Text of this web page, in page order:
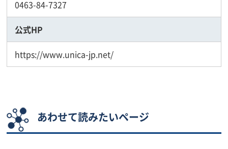
0463-84-7327
公式HP
https://www.unica-jp.net/
あわせて読みたいページ